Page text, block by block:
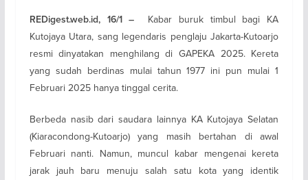
REDigest.web.id, 16/1 – Kabar buruk timbul bagi KA
Kutojaya Utara, sang legendaris penglaju Jakarta-Kutoarjo
resmi dinyatakan menghilang di GAPEKA 2025. Kereta
yang sudah berdinas mulai tahun 1977 ini pun mulai 1
Februari 2025 hanya tinggal cerita.
Berbeda nasib dari saudara lainnya KA Kutojaya Selatan
(Kiaracondong-Kutoarjo) yang masih bertahan di awal
Februari nanti. Namun, muncul kabar mengenai kereta
jarak jauh baru menuju salah satu kota yang identik